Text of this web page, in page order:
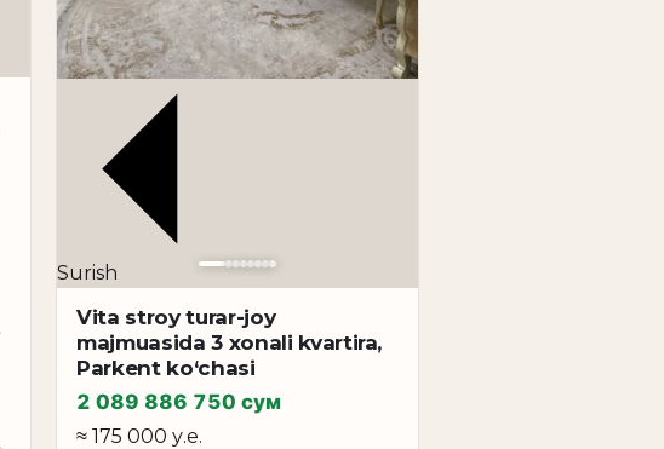
Surish
Vita stroy turar-joy
majmuasida 3 xonali kvartira,
Parkent ko‘chasi
2 089 886 750 сум
≈ 175 000 у.е.